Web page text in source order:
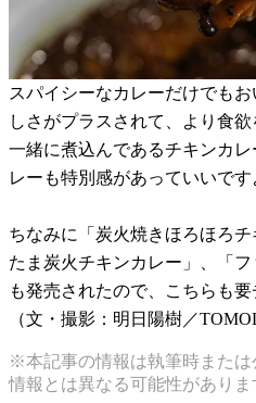
スパイシーなカレーだけでも
しさがプラスされて、より食
一緒に煮込んであるチキンカ
レーも特別感があっていいです
ちなみに「炭火焼きほろほろ
たま炭火チキンカレー」、「フ
も発売されたので、こちらも要
（文・撮影：明日陽樹／
※本記事の情報は執筆時また
情報とは異なる可能性があり